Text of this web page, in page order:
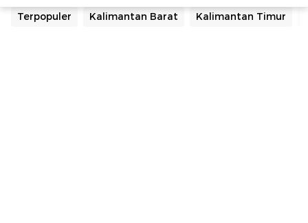
Terpopuler
Kalimantan Barat Kalimantan Timur